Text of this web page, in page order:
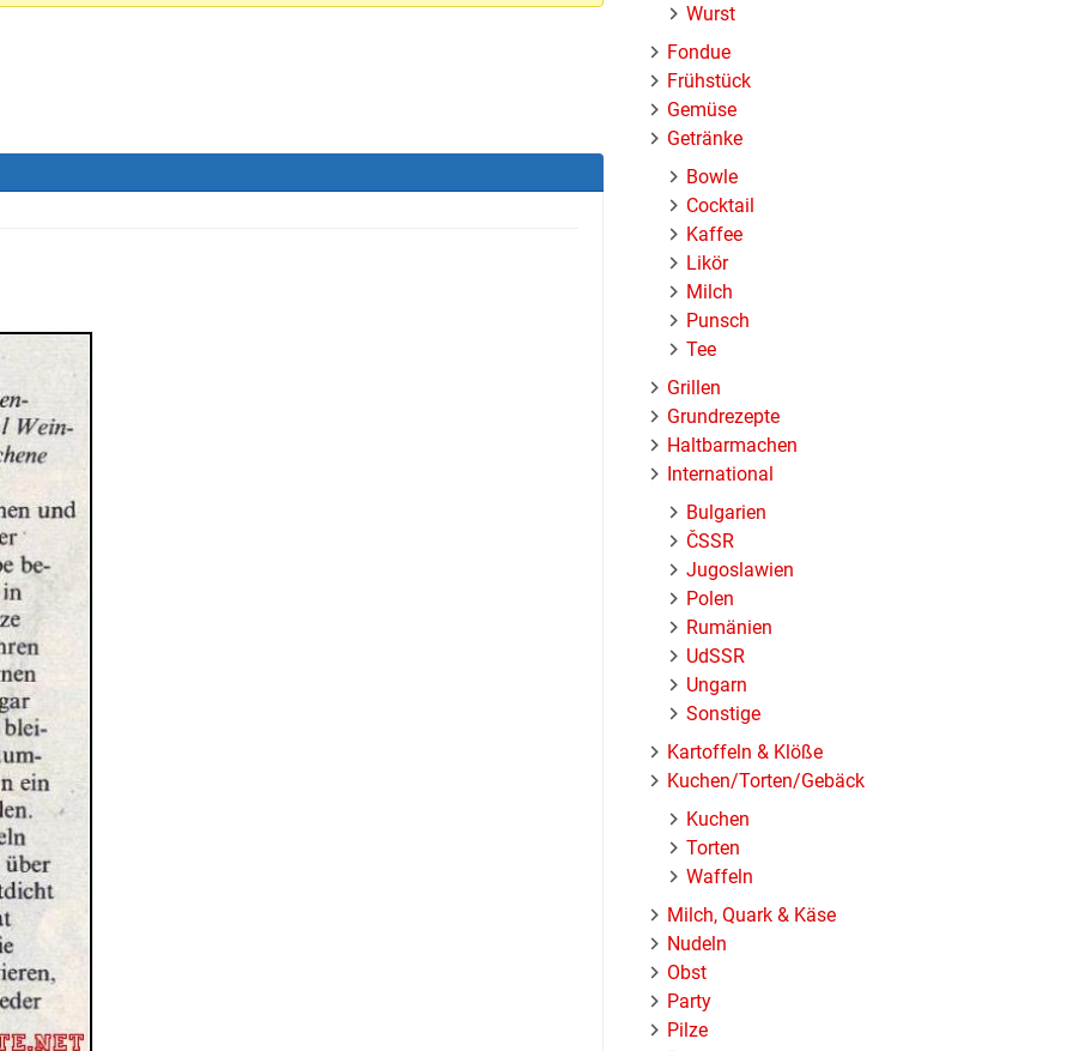
Wurst
Fondue
Frühstück
Gemüse
Getränke
Bowle
Cocktail
Kaffee
Likör
Milch
Punsch
Tee
Grillen
Grundrezepte
Haltbarmachen
International
Bulgarien
ČSSR
Jugoslawien
Polen
Rumänien
UdSSR
Ungarn
Sonstige
Kartoffeln & Klöße
Kuchen/Torten/Gebäck
Kuchen
Torten
Waffeln
Milch, Quark & Käse
Nudeln
Obst
Party
Pilze